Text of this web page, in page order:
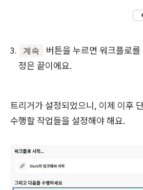
계속
버튼을 누르면 워크플로
정은 끝이에요.
트리거가 설정되었으니, 이제 이후
수행할 작업들을 설정해야 해요.